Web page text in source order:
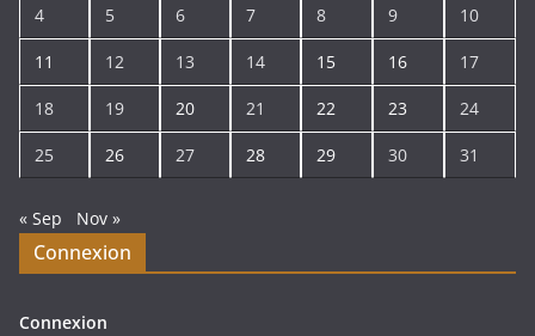
4 5 6 7 8 9 10
11 12 13 14 15 16 17
18 19 20 21 22 23 24
25 26 27 28 29 30 31
« Sep Nov »
Connexion
Connexion